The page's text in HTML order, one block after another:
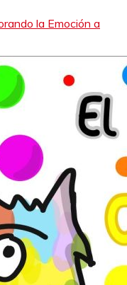
la Emoción a